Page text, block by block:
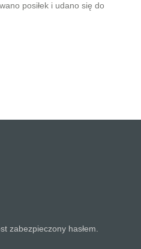
posiłek i udano się do
zabezpieczony hasłem.